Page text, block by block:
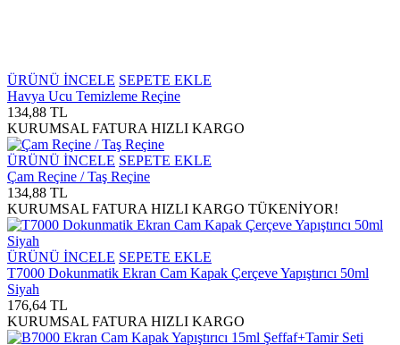
ÜRÜNÜ İNCELE SEPETE EKLE
Havya Ucu Temizleme Reçine
134,88 TL
KURUMSAL FATURA HIZLI KARGO
ÜRÜNÜ İNCELE SEPETE EKLE
Çam Reçine / Taş Reçine
134,88 TL
KURUMSAL FATURA HIZLI KARGO TÜKENİYOR!
ÜRÜNÜ İNCELE SEPETE EKLE
T7000 Dokunmatik Ekran Cam Kapak Çerçeve Yapıştırıcı 50ml
Siyah
176,64 TL
KURUMSAL FATURA HIZLI KARGO